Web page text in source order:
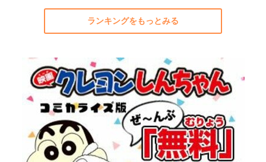
ランキングをもっとみる